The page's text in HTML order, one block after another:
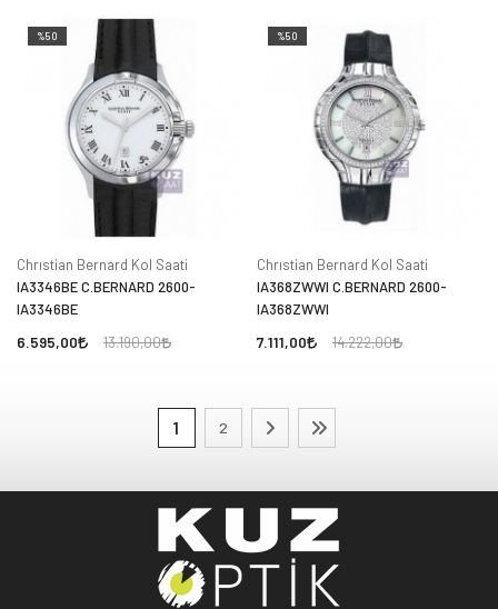
%50
Chrıstian Bernard Kol Saati
IA3346BE C.BERNARD 2600-
IA3346BE
6.595,00 13.190,00
%50
Chrıstian Bernard Kol Saati
IA368ZWWI C.BERNARD 2600-
IA368ZWWI
7.111,00 14.222,00
1 2